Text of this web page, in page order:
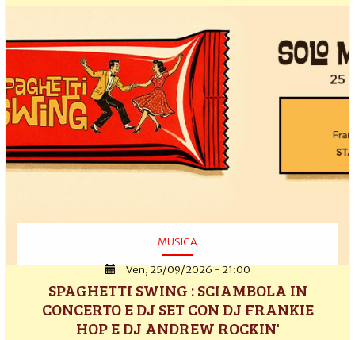
MUSICA
Ven, 25/09/2026 - 21:00
SPAGHETTI SWING : SCIAMBOLA IN
CONCERTO E DJ SET CON DJ FRANKIE
HOP E DJ ANDREW ROCKIN'